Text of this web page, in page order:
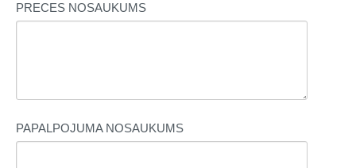
PRECES NOSAUKUMS
PAPALPOJUMA NOSAUKUMS